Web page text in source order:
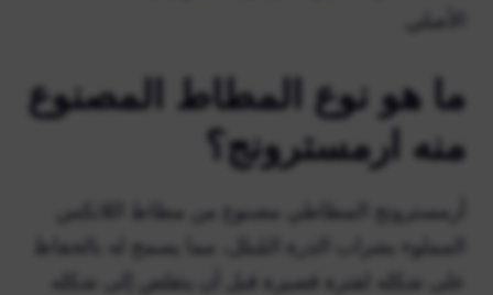
الأصلي.
ما هو نوع المطاط المصنوع
منه ارمسترونج؟
أرمسترونج المطاطي مصنوع من مطاط اللاتكس
المملوء بشراب الذرة المُبلل، مما يسمح له بالحفاظ
على شكله لفترة قصيرة قبل أن يتقلص إلى شكله